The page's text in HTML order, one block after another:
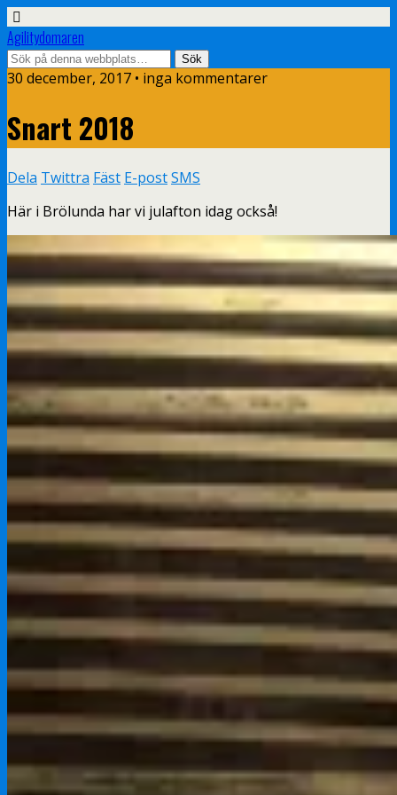
Agilitydomaren
30 december, 2017 • inga kommentarer
Snart 2018
Dela Twittra Fäst E-postSMS
Här i Brölunda har vi julafton idag också!